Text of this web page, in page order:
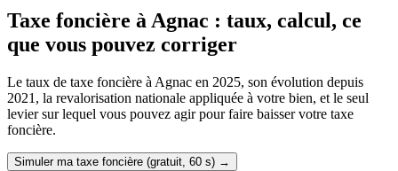
Taxe foncière àAgnac : taux, calcul, ce
que vous pouvez corriger
Le taux de taxe foncière à Agnac en 2025, son évolution depuis
2021, la revalorisation nationale appliquée à votre bien, et le seul
levier sur lequel vous pouvez agir pour faire baisser votre taxe
foncière.
Simuler ma taxe foncière (gratuit, 60 s) →